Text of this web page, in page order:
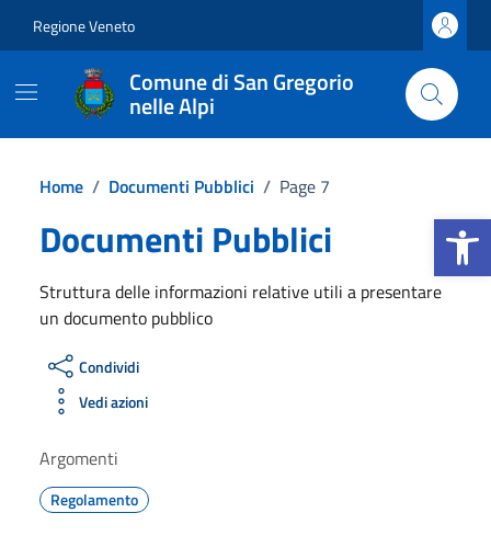
Apri la
Regione Veneto
Comune di San Gregorio
nelle Alpi
Home / Documenti Pubblici / Page 7
Documenti Pubblici
Struttura delle informazioni relative utili a presentare
un documento pubblico
Condividi
Vedi azioni
Argomenti
Regolamento